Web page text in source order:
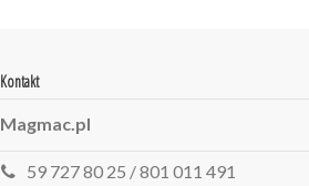
Kontakt
Magmac.pl
59 727 80 25 / 801 011 491